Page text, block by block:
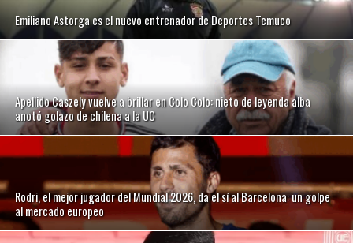
Emiliano Astorga es el nuevo entrenador de Deportes Temuco
Apellido Caszely vuelve a brillar en Colo Colo: nieto de leyenda alba
anotó golazo de chilena a la UC
Rodri, el mejor jugador del Mundial 2026, da el sí al Barcelona: un golpe
al mercado europeo